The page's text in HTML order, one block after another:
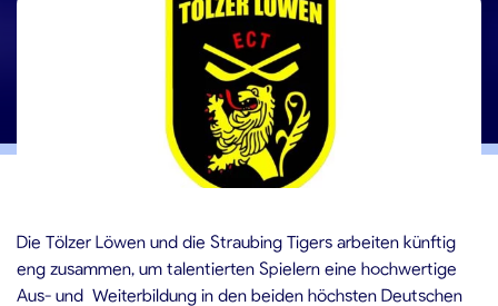
Die Tölzer Löwen und die Straubing Tigers arbeiten künftig
eng zusammen, um talentierten Spielern eine hochwertige
Aus- und Weiterbildung in den beiden höchsten Deutschen